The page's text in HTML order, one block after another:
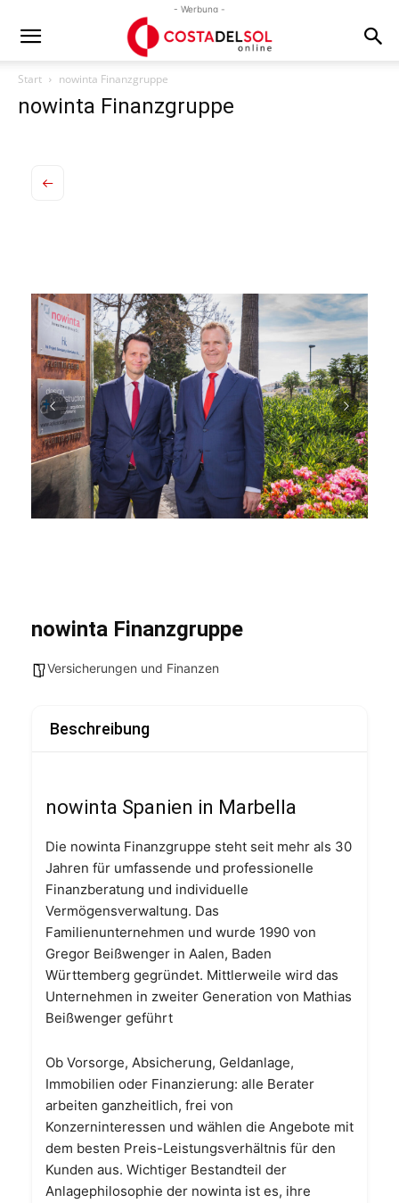
- Werbung -
Start nowinta Finanzgruppe
nowinta Finanzgruppe
nowinta Finanzgruppe
Versicherungen und Finanzen
Beschreibung
nowinta Spanien in Marbella
Die nowinta Finanzgruppe steht seit mehr als 30
Jahren für umfassende und professionelle
Finanzberatung und individuelle
Vermögensverwaltung. Das
Familienunternehmen und wurde 1990 von
Gregor Beißwenger in Aalen, Baden
Württemberg gegründet. Mittlerweile wird das
Unternehmen in zweiter Generation von Mathias
Beißwenger geführt
Ob Vorsorge, Absicherung, Geldanlage,
Immobilien oder Finanzierung: alle Berater
arbeiten ganzheitlich, frei von
Konzerninteressen und wählen die Angebote mit
dem besten Preis-Leistungsverhältnis für den
Kunden aus. Wichtiger Bestandteil der
Anlagephilosophie der nowinta ist es, ihre